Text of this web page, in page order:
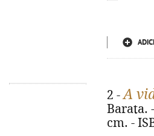
2 -A
Barata.
cm. -